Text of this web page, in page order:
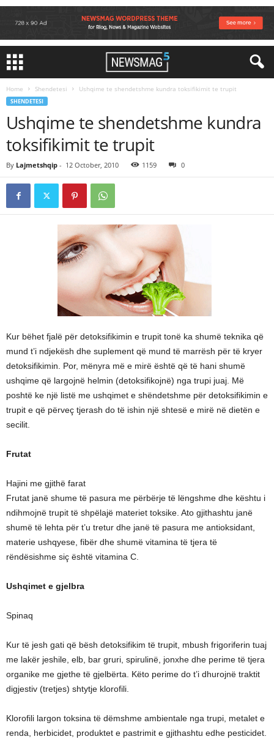
Home Shendetesi Ushqime te shendetshme kundra toksifikimit te trupit
SHENDETESI
Ushqime te shendetshme kundra
toksifikimit te trupit
By Lajmetshqip - 12 October, 2010 1159 0
Kur bëhet fjalë për detoksifikimin e trupit tonë ka shumë teknika që
mund t’i ndjekësh dhe suplement që mund të marrësh për të kryer
detoksifikimin. Por, mënyra më e mirë është që të hani shumë
ushqime që largojnë helmin (detoksifikojnë) nga trupi juaj. Më
poshtë ke një listë me ushqimet e shëndetshme për detoksifikimin e
trupit e që përveç tjerash do të ishin një shtesë e mirë në dietën e
secilit.
Frutat
Hajini me gjithë farat
Frutat janë shume të pasura me përbërje të lëngshme dhe kështu i
ndihmojnë trupit të shpëlajë materiet toksike. Ato gjithashtu janë
shumë të lehta për t’u tretur dhe janë të pasura me antioksidant,
materie ushqyese, fibër dhe shumë vitamina të tjera të
rëndësishme siç është vitamina C.
Ushqimet e gjelbra
Spinaq
Kur të jesh gati që bësh detoksifikim të trupit, mbush frigoriferin tuaj
me lakër jeshile, elb, bar gruri, spirulinë, jonxhe dhe perime të tjera
organike me gjethe të gjelbërta. Këto perime do t’i dhurojnë traktit
digjestiv (tretjes) shtytje klorofili.
Klorofili largon toksina të dëmshme ambientale nga trupi, metalet e
renda, herbicidet, produktet e pastrimit e gjithashtu edhe pesticidet.